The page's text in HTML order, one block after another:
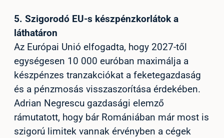
5. Szigorodó EU-s készpénzkorlátok a
láthatáron
Az Európai Unió elfogadta, hogy 2027-től
egységesen 10 000 euróban maximálja a
készpénzes tranzakciókat a feketegazdaság
és a pénzmosás visszaszorítása érdekében.
Adrian Negrescu gazdasági elemző
rámutatott, hogy bár Romániában már most is
szigorú limitek vannak érvényben a cégek